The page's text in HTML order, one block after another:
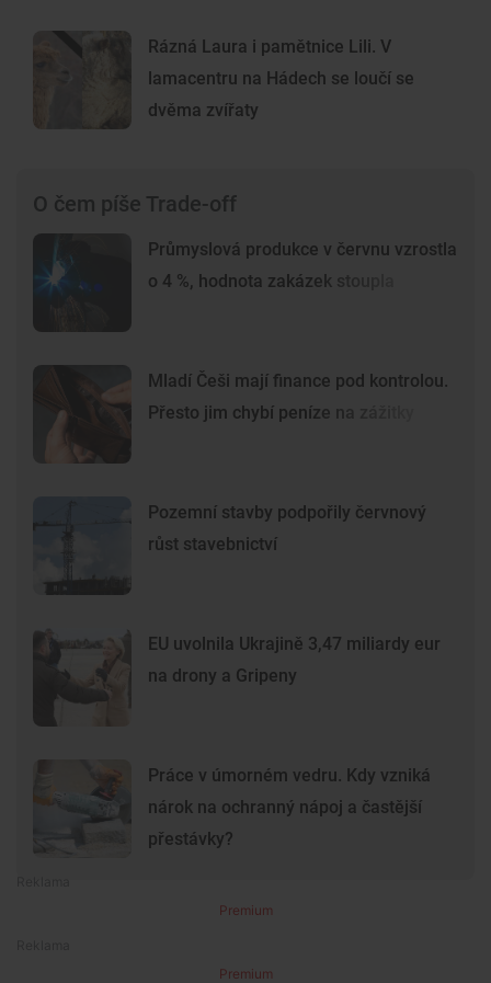
Rázná Laura i pamětnice Lili. V
lamacentru na Hádech se loučí se
dvěma zvířaty
O čem píše Trade-off
Průmyslová produkce v červnu vzrostla
o 4 %, hodnota zakázek stoupla
Mladí Češi mají finance pod kontrolou.
Přesto jim chybí peníze na zážitky
Pozemní stavby podpořily červnový
růst stavebnictví
EU uvolnila Ukrajině 3,47 miliardy eur
na drony a Gripeny
Práce v úmorném vedru. Kdy vzniká
nárok na ochranný nápoj a častější
přestávky?
Premium
Premium